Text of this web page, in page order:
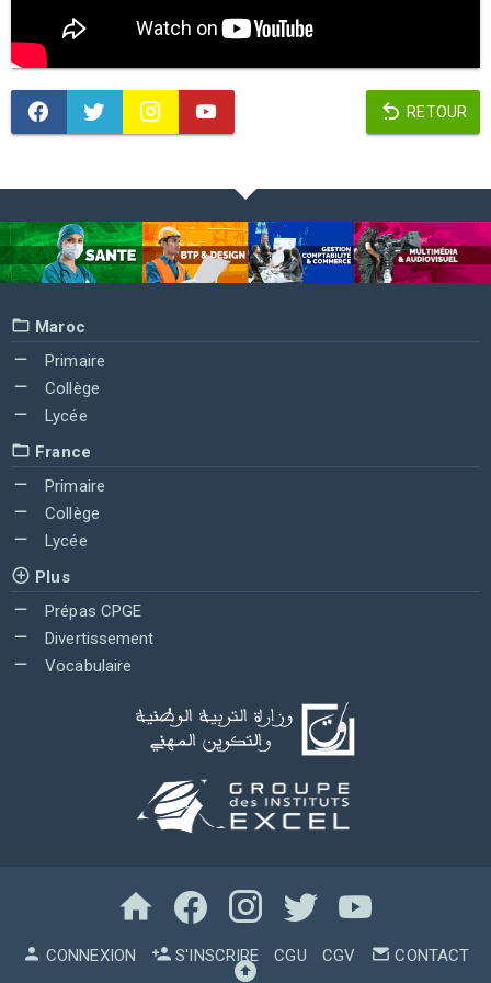
RETOUR
Maroc
Primaire
Collège
Lycée
France
Primaire
Collège
Lycée
Plus
Prépas CPGE
Divertissement
Vocabulaire
CONNEXION S'INSCRIRE CGU CGV CONTACT